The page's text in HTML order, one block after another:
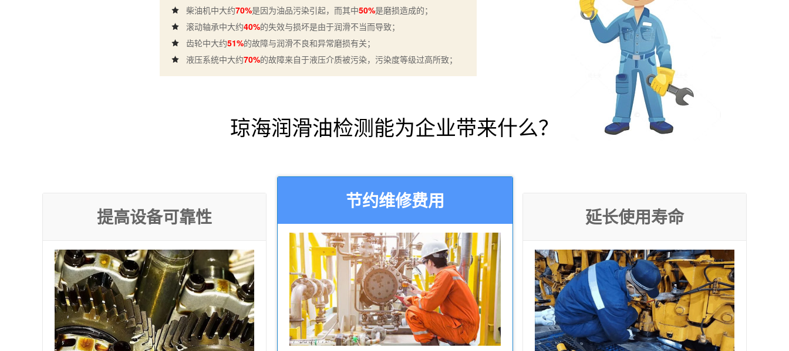
柴油机中大约70%是因为油品污染引起，而其中50%是磨损造成的；
滚动轴承中大约40%的失效与损坏是由于润滑不当而导致；
齿轮中大约51%的故障与润滑不良和异常磨损有关；
液压系统中大约70%的故障来自于液压介质被污染，污染度等级过高所致；
琼海润滑油检测能为企业带来什么？
提高设备可靠性
节约维修费用
延长使用寿命